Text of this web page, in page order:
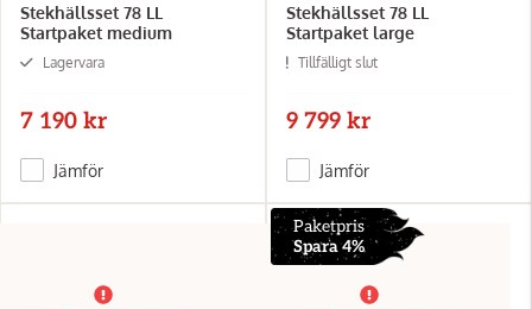
Stekhällsset 78 LL
Startpaket medium
Lagervara
7 190 kr
Jämför
Stekhällsset 78 LL
Startpaket large
Tillfälligt slut
9 799 kr
Jämför
Paketpris
Spara 4%